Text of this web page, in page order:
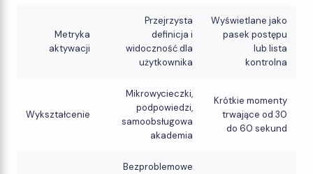
Metryka
aktywacji
Przejrzysta
definicja i
widoczność dla
użytkownika
Wyświetlane jako
pasek postępu
lub lista
kontrolna
Wykształcenie
Mikrowycieczki,
podpowiedzi,
samoobsługowa
akademia
Krótkie momenty
trwające od 30
do 60 sekund
Bezproblemowe